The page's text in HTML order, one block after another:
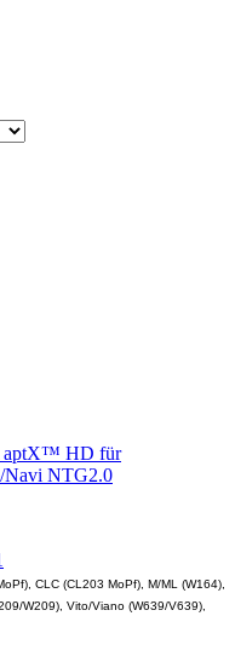
CLC (CL203 MoPf), M/ML (W164),
W209), Vito/Viano (W639/V639),